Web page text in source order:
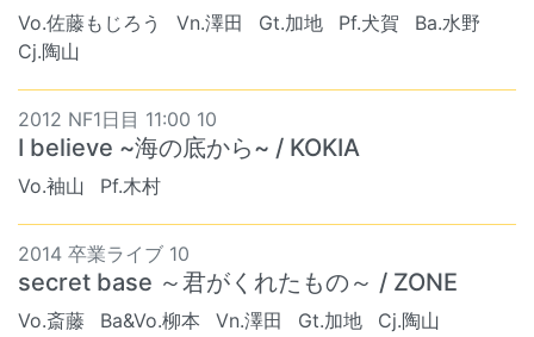
Vo.佐藤もじろう Vn.澤田 Gt.加地 Pf.犬賀
Ba.水野
Cj.陶山
2012 NF1日目 11:00 10
I believe ~海の底から~ / KOKIA
Vo.袖山 Pf.木村
2014 卒業ライブ 10
secret base ～君がくれたもの～ / ZONE
Vo.斎藤 Ba&Vo.柳本 Vn.澤田 Gt.加地 Cj.陶山